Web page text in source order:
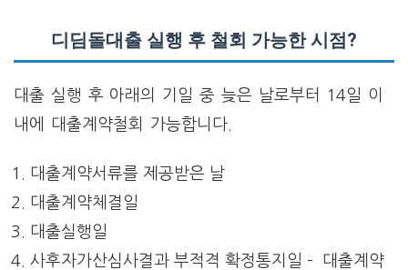
디딤돌대출 실행 후 철회 가능한 시점?
대출 실행 후 아래의 기일 중 늦은 날로부터 14일 이
내에 대출계약철회 가능합니다.
대출계약서류를 제공받은 날
대출계약체결일
대출실행일
사후자가산심사결과 부적격 확정통지일 – 대출계약